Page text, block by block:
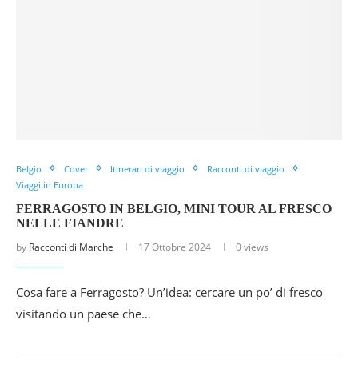
Belgio Cover Itinerari di viaggio
Racconti di viaggio
Viaggi in Europa
FERRAGOSTO IN BELGIO, MINI TOUR AL FRESCO
NELLE FIANDRE
by Racconti di Marche 17 Ottobre 2024 0 views
Cosa fare a Ferragosto? Un’idea: cercare un po’ di fresco
visitando un paese che…